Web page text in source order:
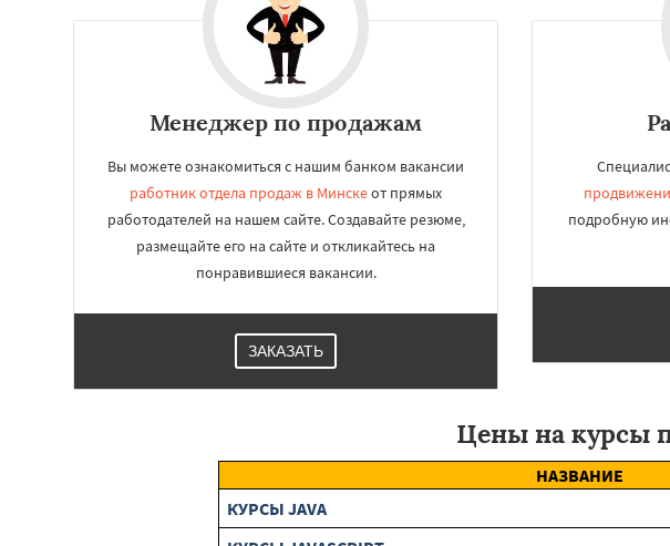
Менеджер по продажам
Вы можете ознакомиться с нашим банком вакансии
работник отдела продаж в Минскеот прямых
работодателей на нашем сайте. Создавайте резюме,
размещайте его на сайте и откликайтесь на
понравившиеся вакансии.
ЗАКАЗАТЬ
подробную
Цены на курсы
НАЗВАНИЕ
КУРСЫ JAVA